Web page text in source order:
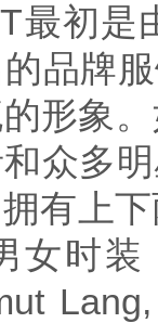
最初
品牌
形象
和众多
有上
时装